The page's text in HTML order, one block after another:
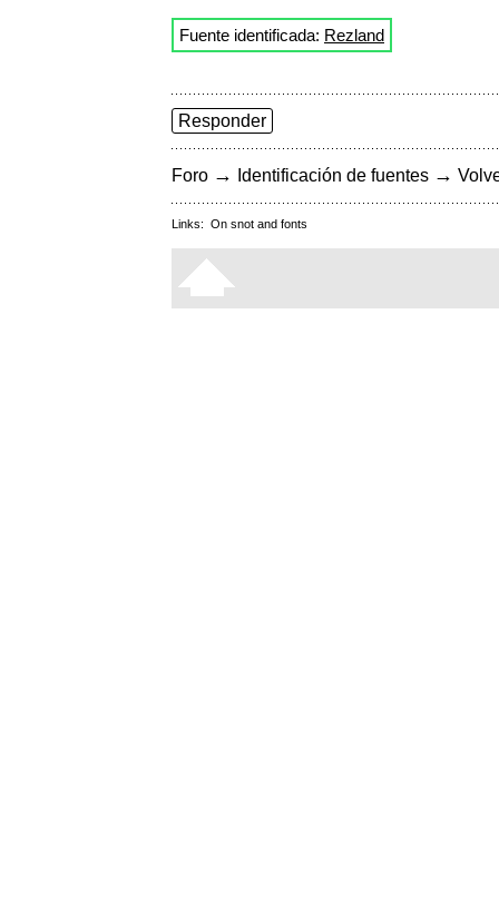
Fuente identificada: Rezland
Responder
Foro → Identificación de fuentes →
Links: On snot and fonts